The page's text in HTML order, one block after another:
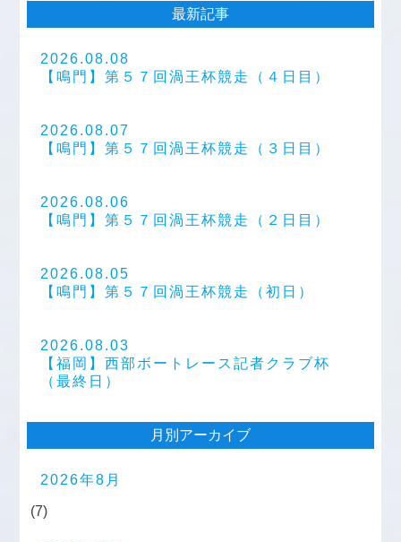
最新記事
2026.08.08
【鳴門】第５７回渦王杯競走（４日目）
2026.08.07
【鳴門】第５７回渦王杯競走（３日目）
2026.08.06
【鳴門】第５７回渦王杯競走（２日目）
2026.08.05
【鳴門】第５７回渦王杯競走（初日）
2026.08.03
【福岡】西部ボートレース記者クラブ杯
（最終日）
月別アーカイブ
2026年8月
(7)